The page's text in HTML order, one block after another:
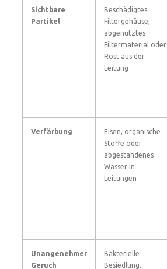
Sichtbare
Partikel
Beschädigtes
Filtergehäuse,
abgenutztes
Filtermaterial oder
Rost aus der
Leitung
Verfärbung
Eisen, organische
Stoffe oder
abgestandenes
Wasser in
Leitungen
Unangenehmer
Geruch
Bakterielle
Besiedlung,